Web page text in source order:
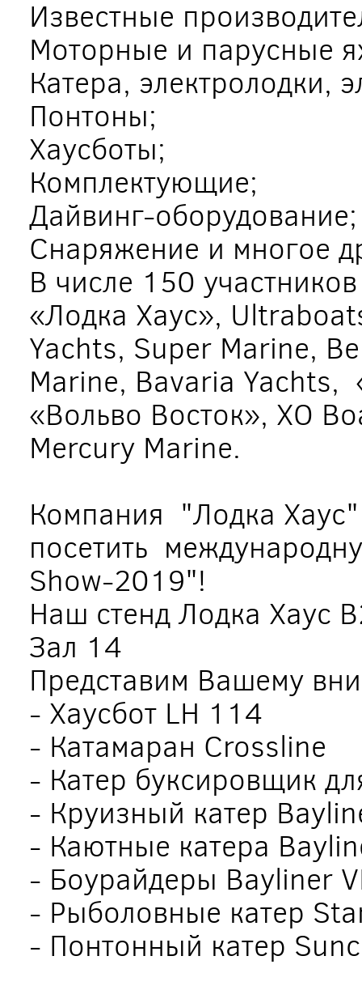
Известные
Моторные и парусные
Катера, электролодки,
Понтоны;
Хаусботы;
Комплектующие;
Дайвинг-оборудование;
Снаряжение и многое
В числе 150
«Лодка Хаус»,
Yachts, Super Marine,
Marine, Bavaria
«Вольво Восток», XO
Mercury Marine.
Компания "Лодка
посетить
Show-2019"!
Наш стенд Лодка Хаус
Зал 14
Представим Вашему
- Хаусбот LH 114
- Катамаран Crossline
- Катер буксировщик
- Круизный катер
- Каютные катера
- Боурайдеры Bayliner
- Рыболовные катер
- Понтонный катер